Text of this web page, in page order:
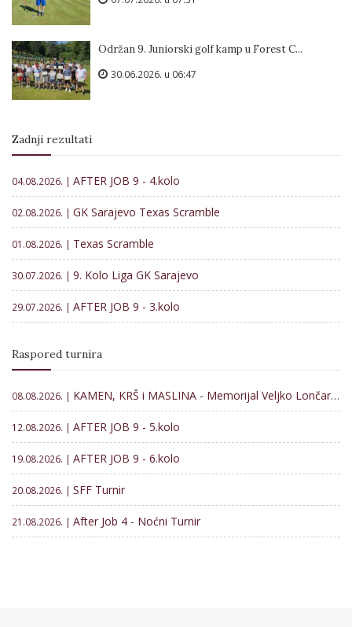
Održan 9. Juniorski golf kamp u Forest C...
30.06.2026. u 06:47
Zadnji rezultati
04.08.2026. | AFTER JOB 9 - 4.kolo
02.08.2026. | GK Sarajevo Texas Scramble
01.08.2026. | Texas Scramble
30.07.2026. | 9. Kolo Liga GK Sarajevo
29.07.2026. | AFTER JOB 9 - 3.kolo
Raspored turnira
08.08.2026. | KAMEN, KRŠ i MASLINA - Memorijal Veljko Lončar 2026
12.08.2026. | AFTER JOB 9 - 5.kolo
19.08.2026. | AFTER JOB 9 - 6.kolo
20.08.2026. | SFF Turnir
21.08.2026. | After Job 4 - Noćni Turnir